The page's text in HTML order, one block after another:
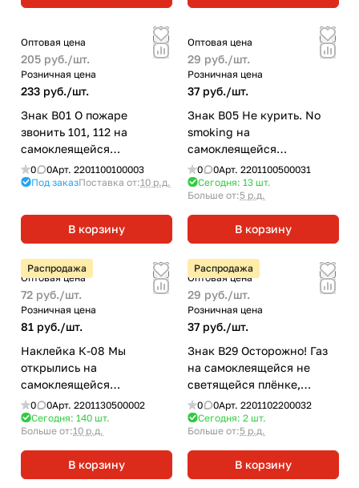
Оптовая цена
205 руб./шт.
Розничная цена
233 руб./шт.
Знак В01 О пожаре
звонить 101, 112 на
самоклеящейся
фотолюминесцентной
плёнке, 200х200 НПО
0 0Арт. 2201100100003
Под заказПоставка от:10 р.д.
В корзину
Оптовая цена
29 руб./шт.
Розничная цена
37 руб./шт.
Знак B05 Не курить. No
smoking на
самоклеящейся
несветящейся плёнке,
150х300 НПО ПУЛЬС
0 0Арт. 2201100500031
Сегодня: 13 шт.
Больше от:5 р.д.
В корзину
Распродажа
Оптовая цена
72 руб./шт.
Розничная цена
81 руб./шт.
Наклейка К-08 Мы
открылись на
самоклеящейся
несветящейся пленке,
400х100
0 0Арт. 2201130500002
Сегодня: 140 шт.
Больше от:10 р.д.
В корзину
Распродажа
Оптовая цена
29 руб./шт.
Розничная цена
37 руб./шт.
Знак B29 Осторожно! Газ
на самоклеящейся не
светящейся плёнке,
150х300 НПО ПУЛЬС
0 0Арт. 2201102200032
Сегодня: 2 шт.
Больше от:5 р.д.
В корзину